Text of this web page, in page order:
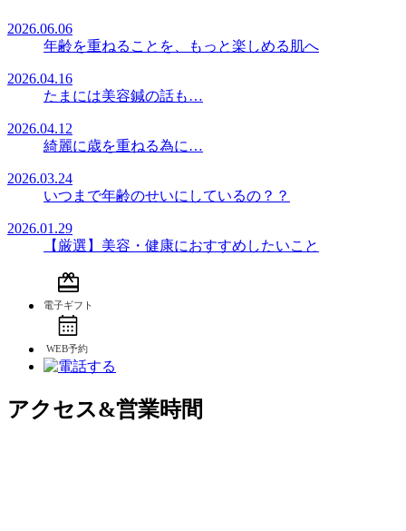
2026.06.06
年齢を重ねることを、もっと楽しめる肌へ
2026.04.16
たまには美容鍼の話も…
2026.04.12
綺麗に歳を重ねる為に…
2026.03.24
いつまで年齢のせいにしているの？？
2026.01.29
【厳選】美容・健康におすすめしたいこと
アクセス&営業時間